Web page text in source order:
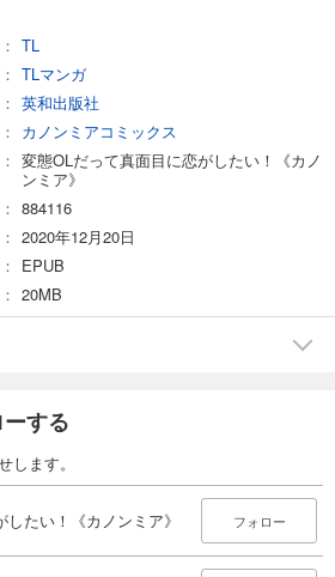
TL
TLマンガ
英和出版社
カノンミアコミックス
変態OLだって真面目に恋がしたい！《カノ
ンミア》
884116
2020年12月20日
EPUB
20MB
する
します。
たい！《カノンミア》 フォロー